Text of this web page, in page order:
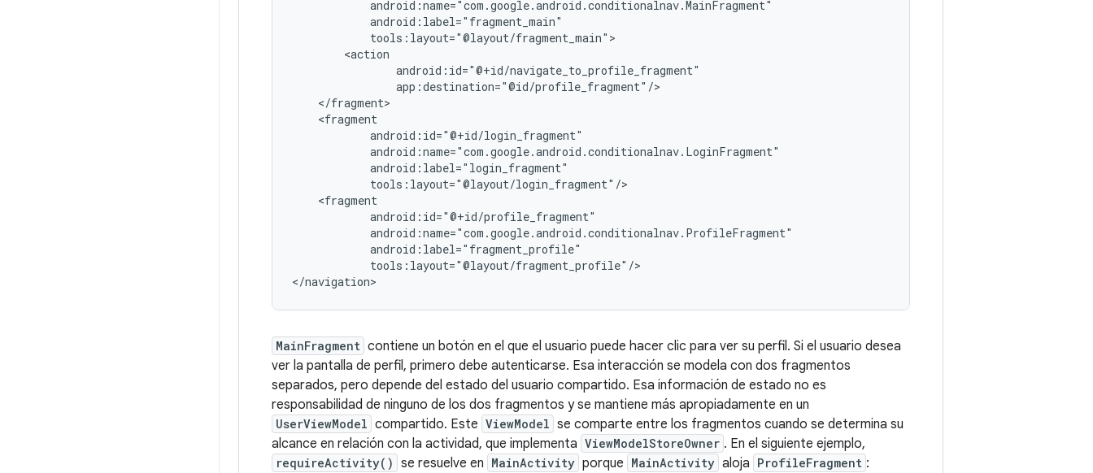
tools:layout="@layout/fragment_profile"/>
MainFragment contiene un botón en el que el usuario puede hacer clic para ver su perfil. Si el usuario desea
ver la pantalla de perfil, primero debe autenticarse. Esa interacción se modela con dos fragmentos
separados, pero depende del estado del usuario compartido. Esa información de estado no es
responsabilidad de ninguno de los dos fragmentos y se mantiene más apropiadamente en un
UserViewModel compartido. Este ViewModel se comparte entre los fragmentos cuando se determina su
alcance en relación con la actividad, que implementa ViewModelStoreOwner . En el siguiente ejemplo,
requireActivity() se resuelve en MainActivity porque MainActivity aloja ProfileFragment :